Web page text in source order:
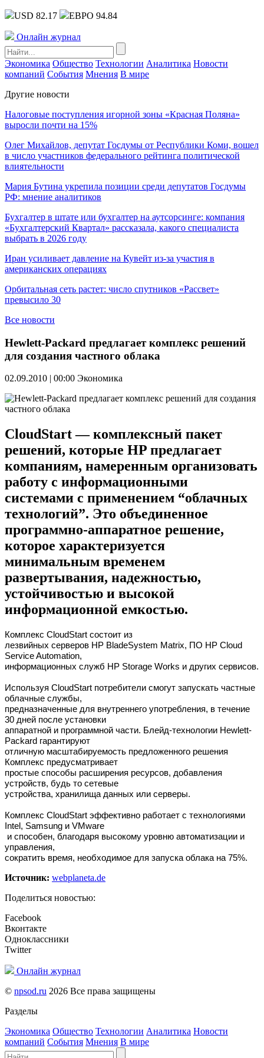
USD 82.17 ЕВРО 94.84
Онлайн журнал
Экономика Общество Технологии Аналитика Новости
компаний События Мнения В мире
Другие новости
Налоговые поступления игорной зоны «Красная Поляна»
выросли почти на 15%
Олег Михайлов, депутат Госдумы от Республики Коми, вошел
в число участников федерального рейтинга политической
влиятельности
Мария Бутина укрепила позиции среди депутатов Госдумы
РФ: мнение аналитиков
Бухгалтер в штате или бухгалтер на аутсорсинге: компания
«Бухгалтерский Квартал» рассказала, какого специалиста
выбрать в 2026 году
Иран усиливает давление на Кувейт из-за участия в
американских операциях
Орбитальная сеть растет: число спутников «Рассвет»
превысило 30
Все новости
Hewlett-Packard предлагает комплекс решений
для создания частного облака
02.09.2010 | 00:00 Экономика
CloudStart — комплексный пакет
решений, которые HP предлагает
компаниям, намеренным организовать
работу с информационными
системами с применением “облачных
технологий”. Это объединенное
программно-аппаратное решение,
которое характеризуется
минимальным временем
развертывания, надежностью,
устойчивостью и высокой
информационной емкостью.
Комплекс CloudStart состоит из
лезвийных серверов HP BladeSystem Matrix, ПО HP Cloud
Service Automation,
информационных служб HP Storage Works и других сервисов.
Используя CloudStart потребители смогут запускать частные
облачные службы,
предназначенные для внутреннего употребления, в течение
30 дней после установки
аппаратной и программной части. Блейд-технологии Hewlett-
Packard гарантируют
отличную масштабируемость предложенного решения
Комплекс предусматривает
простые способы расширения ресурсов, добавления
устройств, будь то сетевые
устройства, хранилища данных или серверы.
Комплекс CloudStart эффективно работает с технологиями
Intel, Samsung и VMware
и способен, благодаря высокому уровню автоматизации и
управления,
сократить время, необходимое для запуска облака на 75%.
Источник: webplaneta.de
Поделиться новостью:
Facebook
Вконтакте
Одноклассники
Twitter
Онлайн журнал
© npsod.ru 2026 Все права защищены
Разделы
Экономика Общество Технологии Аналитика Новости
компаний События Мнения В мире